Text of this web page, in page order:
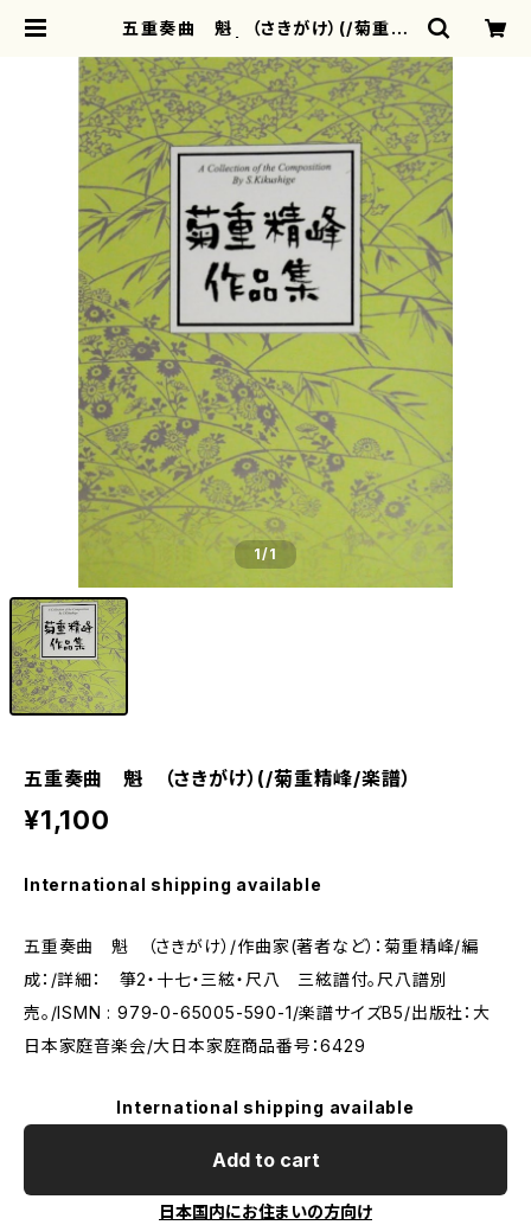
五重奏曲 魁 （さきがけ）(/菊重精
1/1
五重奏曲 魁 （さきがけ）(/菊重精峰/楽譜）
¥1,100
International shipping available
五重奏曲 魁 （さきがけ）/作曲家(著者など）：菊重精峰/編
成：/詳細： 箏2・十七・三絃・尺八 三絃譜付。尺八譜別
売。/ISMN : 979-0-65005-590-1/楽譜サイズB5/出版社：大
日本家庭音楽会/大日本家庭商品番号：6429
International shipping available
Add to cart
日本国内にお住まいの方向け